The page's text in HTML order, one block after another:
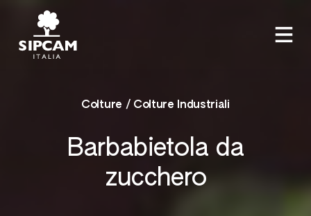
Colture / Colture Industriali
Barbabietola da
zucchero